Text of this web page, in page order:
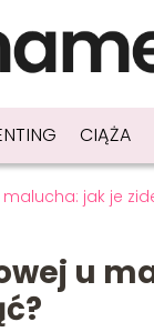
CIĄŻA
jak je
u